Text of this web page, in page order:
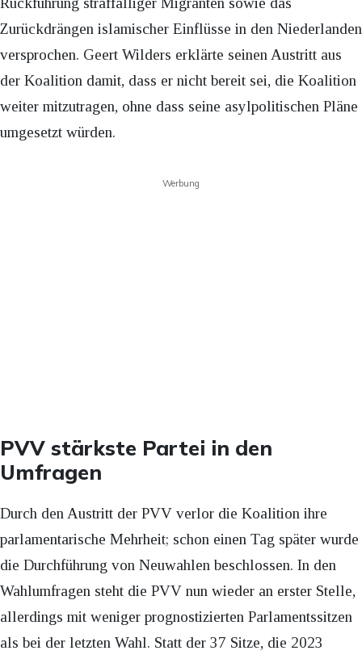
Zurückdrängen islamischer Einflüsse in den Niederlanden
versprochen. Geert Wilders erklärte seinen Austritt aus
der Koalition damit, dass er nicht bereit sei, die Koalition
weiter mitzutragen, ohne dass seine asylpolitischen Pläne
umgesetzt würden.
Werbung
PVV stärkste Partei in den
Umfragen
Durch den Austritt der PVV verlor die Koalition ihre
parlamentarische Mehrheit; schon einen Tag später wurde
die Durchführung von Neuwahlen beschlossen. In den
Wahlumfragen steht die PVV nun wieder an erster Stelle,
allerdings mit weniger prognostizierten Parlamentssitzen
als bei der letzten Wahl. Statt der 37 Sitze, die 2023